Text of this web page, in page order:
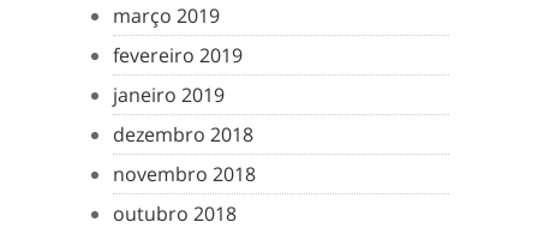
março 2019
fevereiro 2019
janeiro 2019
dezembro 2018
novembro 2018
outubro 2018